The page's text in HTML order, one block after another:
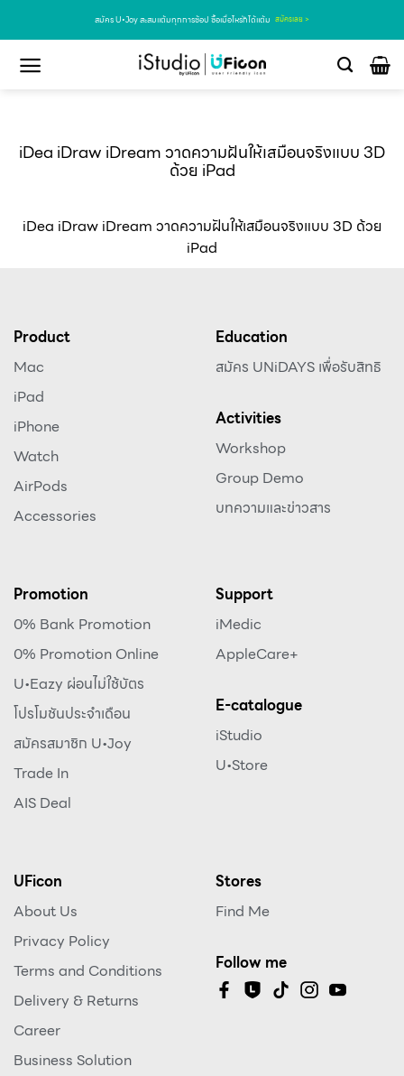
สมัคร U•Joy สะสมแต้มทุกการช้อป ซื้อเมื่อไหร่ก็ได้แต้ม สมัครเลย >
iDea iDraw iDream วาดความฝันให้เสมือนจริงแบบ 3D
ด้วย iPad
iDea iDraw iDream วาดความฝันให้เสมือนจริงแบบ 3D ด้วย
iPad
Product
Mac
iPad
iPhone
Watch
AirPods
Accessories
Education
สมัคร UNiDAYS เพื่อรับสิทธิ
Activities
Workshop
Group Demo
บทความและข่าวสาร
Promotion
0% Bank Promotion
0% Promotion Online
U•Eazy ผ่อนไม่ใช้บัตร
โปรโมชันประจำเดือน
สมัครสมาชิก U•Joy
Trade In
AIS Deal
Support
iMedic
AppleCare+
E-catalogue
iStudio
U•Store
UFicon
About Us
Privacy Policy
Terms and Conditions
Delivery & Returns
Career
Business Solution
Stores
Find Me
Follow me